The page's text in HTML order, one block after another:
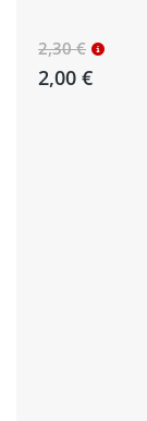
2,30 €
2,00 €